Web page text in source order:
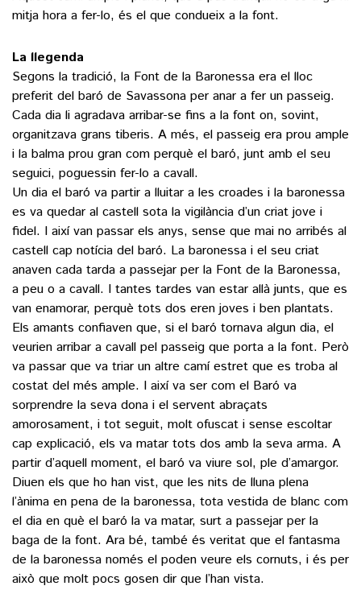
mitja hora a fer-lo, és el que condueix a la font.
La llegenda
Segons la tradició, la Font de la Baronessa era el lloc
preferit del baró de Savassona per anar a fer un passeig.
Cada dia li agradava arribar-se fins a la font on, sovint,
organitzava grans tiberis. A més, el passeig era prou ample
i la balma prou gran com perquè el baró, junt amb el seu
seguici, poguessin fer-lo a cavall.
Un dia el baró va partir a lluitar a les croades i la baronessa
es va quedar al castell sota la vigilància d’un criat jove i
fidel. I així van passar els anys, sense que mai no arribés al
castell cap notícia del baró. La baronessa i el seu criat
anaven cada tarda a passejar per la Font de la Baronessa,
a peu o a cavall. I tantes tardes van estar allà junts, que es
van enamorar, perquè tots dos eren joves i ben plantats.
Els amants confiaven que, si el baró tornava algun dia, el
veurien arribar a cavall pel passeig que porta a la font. Però
va passar que va triar un altre camí estret que es troba al
costat del més ample. I així va ser com el Baró va
sorprendre la seva dona i el servent abraçats
amorosament, i tot seguit, molt ofuscat i sense escoltar
cap explicació, els va matar tots dos amb la seva arma. A
partir d’aquell moment, el baró va viure sol, ple d’amargor.
Diuen els que ho han vist, que les nits de lluna plena
l’ànima en pena de la baronessa, tota vestida de blanc com
el dia en què el baró la va matar, surt a passejar per la
baga de la font. Ara bé, també és veritat que el fantasma
de la baronessa només el poden veure els cornuts, i és per
això que molt pocs gosen dir que l’han vista.